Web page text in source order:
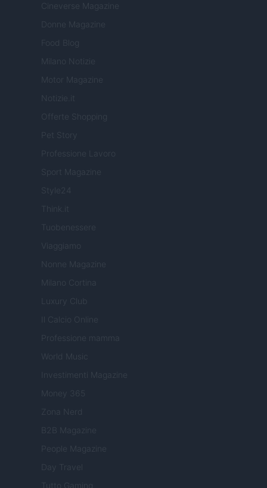
Cineverse Magazine
Donne Magazine
Food Blog
Milano Notizie
Motor Magazine
Notizie.it
Offerte Shopping
Pet Story
Professione Lavoro
Sport Magazine
Style24
Think.it
Tuobenessere
Viaggiamo
Nonne Magazine
Milano Cortina
Luxury Club
Il Calcio Online
Professione mamma
World Music
Investimenti Magazine
Money 365
Zona Nerd
B2B Magazine
People Magazine
Day Travel
Tutto Gaming